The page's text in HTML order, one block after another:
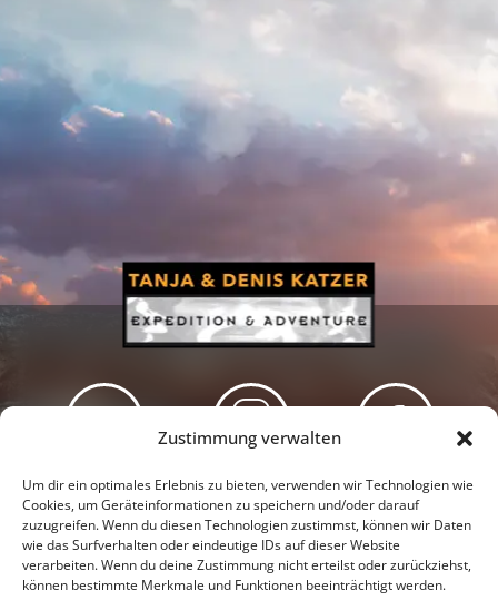
Zustimmung verwalten
Um dir ein optimales Erlebnis zu bieten, verwenden wir Technologien wie
Cookies, um Geräteinformationen zu speichern und/oder darauf
zuzugreifen. Wenn du diesen Technologien zustimmst, können wir Daten
wie das Surfverhalten oder eindeutige IDs auf dieser Website
verarbeiten. Wenn du deine Zustimmung nicht erteilst oder zurückziehst,
können bestimmte Merkmale und Funktionen beeinträchtigt werden.
Newsletter Podcast Facebook